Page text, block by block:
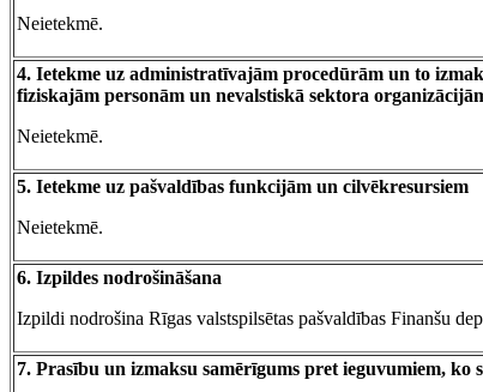
Neietekmē.
4. Ietekme uz administratīvajām procedūrām un to
fiziskajām personām un nevalstiskā sektora
Neietekmē.
5. Ietekme uz pašvaldības funkcijām un cilvēkresursiem
Neietekmē.
6. Izpildes nodrošināšana
Izpildi nodrošina Rīgas valstspilsētas pašvaldības Finanšu
7. Prasību un izmaksu samērīgums pret ieguvumiem, ko